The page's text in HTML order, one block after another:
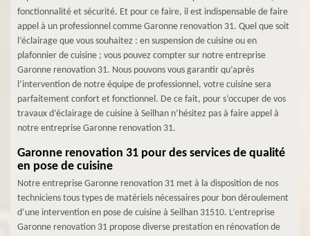
fonctionnalité et sécurité. Et pour ce faire, il est indispensable de faire
appel à un professionnel comme Garonne renovation 31. Quel que soit
l’éclairage que vous souhaitez : en suspension de cuisine ou en
plafonnier de cuisine ; vous pouvez compter sur notre entreprise
Garonne renovation 31. Nous pouvons vous garantir qu’après
l’intervention de notre équipe de professionnel, votre cuisine sera
parfaitement confort et fonctionnel. De ce fait, pour s’occuper de vos
travaux d’éclairage de cuisine à Seilhan n’hésitez pas à faire appel à
notre entreprise Garonne renovation 31.
Garonne renovation 31 pour des services de qualité
en pose de cuisine
Notre entreprise Garonne renovation 31 met à la disposition de nos
techniciens tous types de matériels nécessaires pour bon déroulement
d’une intervention en pose de cuisine à Seilhan 31510. L’entreprise
Garonne renovation 31 propose diverse prestation en rénovation de